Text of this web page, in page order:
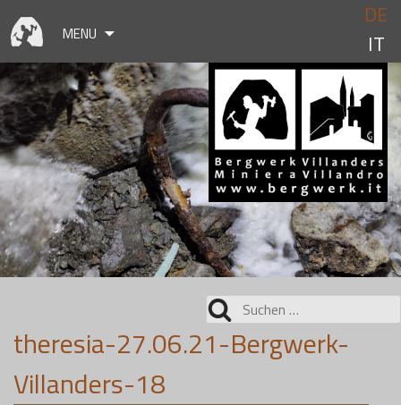
to
content
MENU
DE
IT
Suchen
nach:
theresia-27.06.21-Bergwerk-
Villanders-18